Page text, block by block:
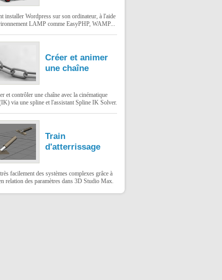
installer Wordpress sur son ordinateur, à l'aide
LAMP comme EasyPHP, WAMP...
Créer et animer
une chaîne
et contrôler une chaîne avec la cinématique
via une spline et l'assistant Spline IK Solver.
Train
d'atterrissage
facilement des systèmes complexes grâce à
relation des paramètres dans 3D Studio Max.